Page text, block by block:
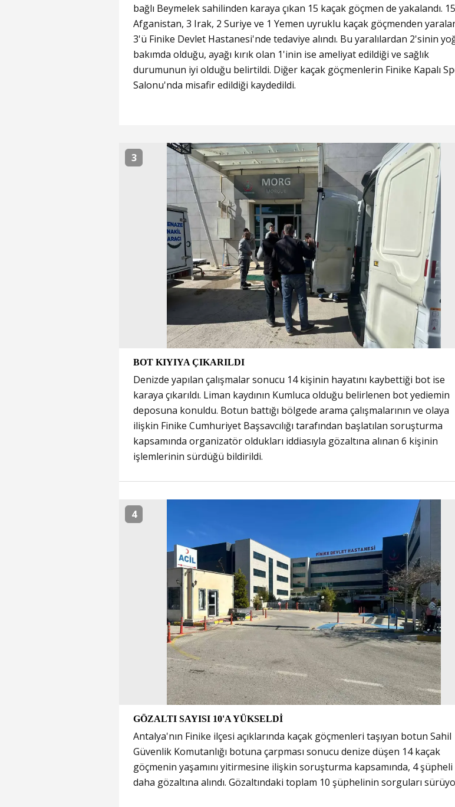
bağlı Beymelek sahilinden karaya çıkan 15 kaçak göçmen de yakalandı. 15
Afganistan, 3 Irak, 2 Suriye ve 1 Yemen uyruklu kaçak göçmenden
3'ü Finike Devlet Hastanesi'nde tedaviye alındı. Bu yaralılardan 2'sinin
bakımda olduğu, ayağı kırık olan 1'inin ise ameliyat edildiği ve sağlık
durumunun iyi olduğu belirtildi. Diğer kaçak göçmenlerin Finike Kapalı
Salonu'nda misafir edildiği kaydedildi.
3
BOT KIYIYA ÇIKARILDI
Denizde yapılan çalışmalar sonucu 14 kişinin hayatını kaybettiği bot ise
karaya çıkarıldı. Liman kaydının Kumluca olduğu belirlenen bot yediemin
deposuna konuldu. Botun battığı bölgede arama çalışmalarının ve olaya
ilişkin Finike Cumhuriyet Başsavcılığı tarafından başlatılan soruşturma
kapsamında organizatör oldukları iddiasıyla gözaltına alınan 6 kişinin
işlemlerinin sürdüğü bildirildi.
4
GÖZALTI SAYISI 10'A YÜKSELDİ
Antalya'nın Finike ilçesi açıklarında kaçak göçmenleri taşıyan botun Sahil
Güvenlik Komutanlığı botuna çarpması sonucu denize düşen 14 kaçak
göçmenin yaşamını yitirmesine ilişkin soruşturma kapsamında, 4 şüpheli
daha gözaltına alındı. Gözaltındaki toplam 10 şüphelinin sorguları